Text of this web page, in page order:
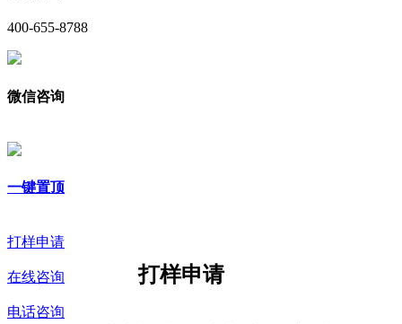
400-655-8788
微信咨询
一键置顶
打样申请
在线咨询
电话咨询
打样申请